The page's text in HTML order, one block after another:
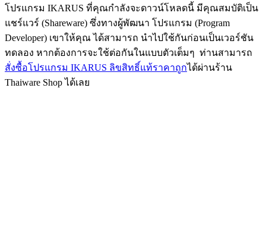
โปรแกรม IKARUS ที่คุณกำลังจะดาวน์โหลดนี้ มีคุณสมบัติเป็น
แชร์แวร์ (Shareware) ซึ่งทางผู้พัฒนา โปรแกรม (Program
Developer) เขาให้คุณ ได้สามารถ นำไปใช้กันก่อนเป็นเวอร์ชัน
ทดลอง หากต้องการจะใช้ต่อกันในแบบตัวเต็มๆ ท่านสามารถ
สั่งซื้อโปรแกรม IKARUS ลิขสิทธิ์แท้ราคาถูกได้ผ่านร้าน
Thaiware Shop ได้เลย